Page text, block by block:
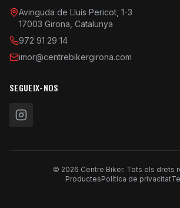
Avinguda de Lluís Pericot, 1-3
17003 Girona, Catalunya
972 91 29 14
imor@centrebikergirona.com
SEGUEIX-NOS
© 2026 Centre Biker. Tots els drets
ProductesPolítica de privacitat